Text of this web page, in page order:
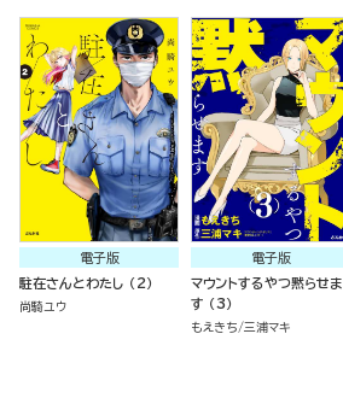
電子版
駐在さんとわたし （2）
尚騎ユウ
電子版
マウントするやつ黙らせま
す （3）
もえきち 三浦マキ